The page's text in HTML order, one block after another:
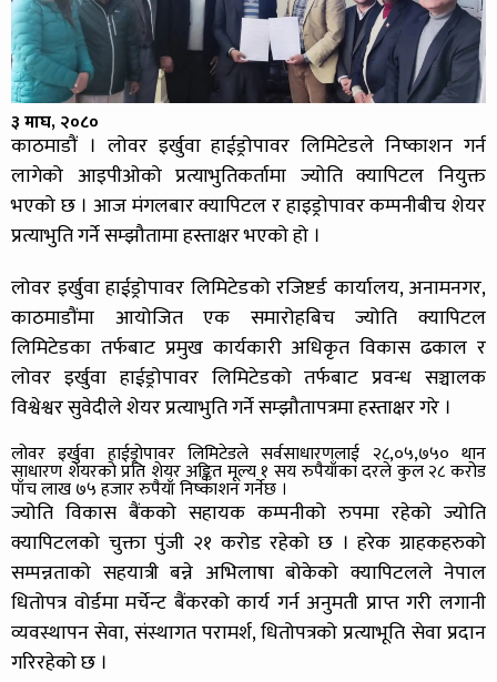
३ माघ, २०८०
काठमाडौं । लोवर इर्खुवा हाईड्रोपावर लिमिटेडले निष्काशन गर्न
लागेको आइपीओको प्रत्याभुतिकर्तामा ज्योति क्यापिटल नियुक्त
भएको छ । आज मंगलबार क्यापिटल र हाइड्रोपावर कम्पनीबीच शेयर
प्रत्याभुति गर्ने सम्झौतामा हस्ताक्षर भएको हो ।
लोवर इर्खुवा हाईड्रोपावर लिमिटेडको रजिष्टर्ड कार्यालय, अनामनगर,
काठमाडौंमा आयोजित एक समारोहबिच ज्योति क्यापिटल
लिमिटेडका तर्फबाट प्रमुख कार्यकारी अधिकृत विकास ढकाल र
लोवर इर्खुवा हाईड्रोपावर लिमिटेडको तर्फबाट प्रवन्ध सञ्चालक
विश्वेश्वर सुवेदीले शेयर प्रत्याभुति गर्ने सम्झौतापत्रमा हस्ताक्षर गरे ।
लोवर इर्खुवा हाईड्रोपावर लिमिटेडले सर्वसाधारणलाई २८,०५,७५० थान
साधारण शेयरको प्रति शेयर अङ्कित मूल्य १ सय रुपैयाँका दरले कुल २८ करोड
पाँच लाख ७५ हजार रुपैयाँ निष्काशन गर्नेछ ।
ज्योति विकास बैंकको सहायक कम्पनीको रुपमा रहेको ज्योति
क्यापिटलको चुक्ता पुंजी २१ करोड रहेको छ । हरेक ग्राहकहरुको
सम्पन्नताको सहयात्री बन्ने अभिलाषा बोकेको क्यापिटलले नेपाल
धितोपत्र वोर्डमा मर्चेन्ट बैंकरको कार्य गर्न अनुमती प्राप्त गरी लगानी
व्यवस्थापन सेवा, संस्थागत परामर्श, धितोपत्रको प्रत्याभूति सेवा प्रदान
गरिरहेको छ ।